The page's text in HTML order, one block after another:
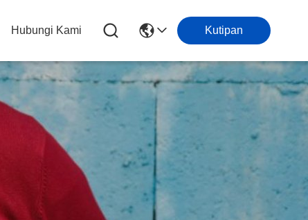
Hubungi Kami Kutipan